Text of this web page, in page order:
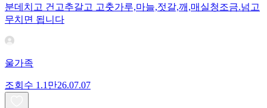
분데치고 건고추갈고 고춧가루,마늘,젓갈,깨,매실청조금.넘고
무치면 됩니다
울가족
조회수 1.1만26.07.07